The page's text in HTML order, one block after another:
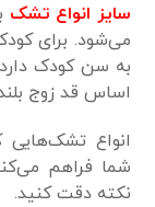
سایز انواع تشک‌
می‌شود. برای
به سن کودک
اساس قد زوج
انواع تشک‌هایی
شما فراهم
نکته دقت کنید.